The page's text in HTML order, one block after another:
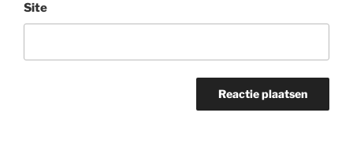
Site